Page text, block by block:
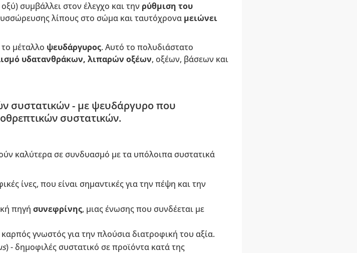
συμβάλλει στον έλεγχο και την ρύθμιση του
λίπους στο σώμα και ταυτόχρονα μειώνει
μέταλλο ψευδάργυρος. Αυτό το πολυδιάστατο
υδατανθράκων, λιπαρών οξέων, οξέων, βάσεων και
συστατικών - με ψευδάργυρο που
συστατικών.
καλύτερα σε συνδυασμό με τα υπόλοιπα συστατικά
ίνες, που είναι σημαντικές για την πέψη και την
πηγή συνεφρίνης, μιας ένωσης που συνδέεται με
γνωστός για την πλούσια διατροφική του αξία.
) - δημοφιλές συστατικό σε προϊόντα κατά της